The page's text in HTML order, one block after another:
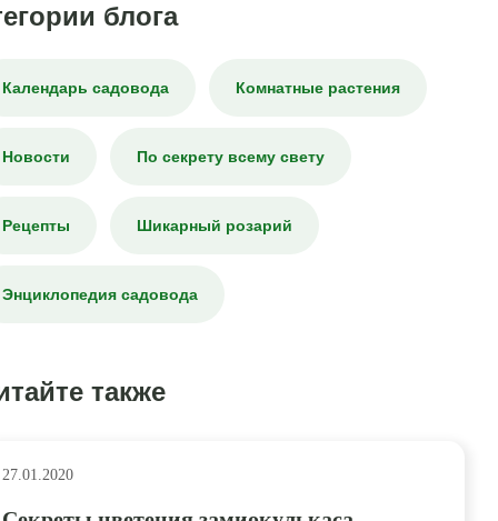
блога
Календарь садовода Комнатные растения
Новости По секрету всему свету
Рецепты Шикарный розарий
Энциклопедия садовода
также
27.01.2020